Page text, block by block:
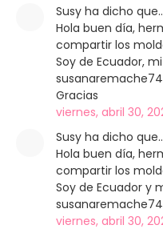
Susy ha dicho
Hola buen día,
compartir los
Soy de Ecuador,
Gracias
viernes, abril 30,
Susy ha dicho
Hola buen día,
compartir los
Soy de Ecuador y
viernes, abril 30,